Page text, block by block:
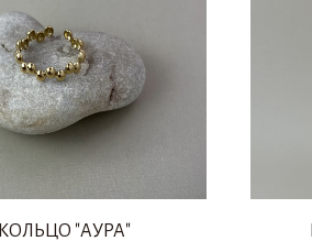
КОЛЬЦО "АУРА"